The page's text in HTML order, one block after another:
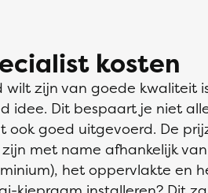
kosten
wilt zijn van goede kwaliteit
idee. Dit bespaart je niet
ook goed uitgevoerd. De
met name afhankelijk
het oppervlakte en